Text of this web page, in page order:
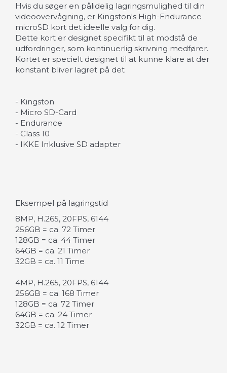
Hvis du søger en pålidelig lagringsmulighed til din
videoovervågning, er Kingston's High-Endurance
microSD kort det ideelle valg for dig.
Dette kort er designet specifikt til at modstå de
udfordringer, som kontinuerlig skrivning medfører.
Kortet er specielt designet til at kunne klare at der
konstant bliver lagret på det
- Kingston
- Micro SD-Card
- Endurance
- Class 10
- IKKE Inklusive SD adapter
Eksempel på lagringstid
8MP, H.265, 20FPS, 6144
256GB = ca. 72 Timer
128GB = ca. 44 Timer
64GB = ca. 21 Timer
32GB = ca. 11 Time
4MP, H.265, 20FPS, 6144
256GB = ca. 168 Timer
128GB = ca. 72 Timer
64GB = ca. 24 Timer
32GB = ca. 12 Timer